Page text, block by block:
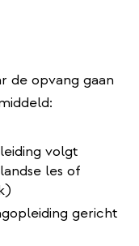
de opvang gaan
volgt
les of
gericht